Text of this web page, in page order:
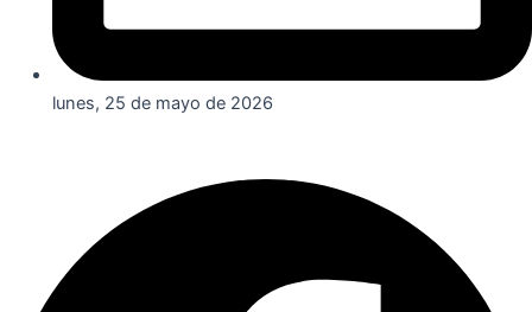
lunes, 25 de mayo de 2026